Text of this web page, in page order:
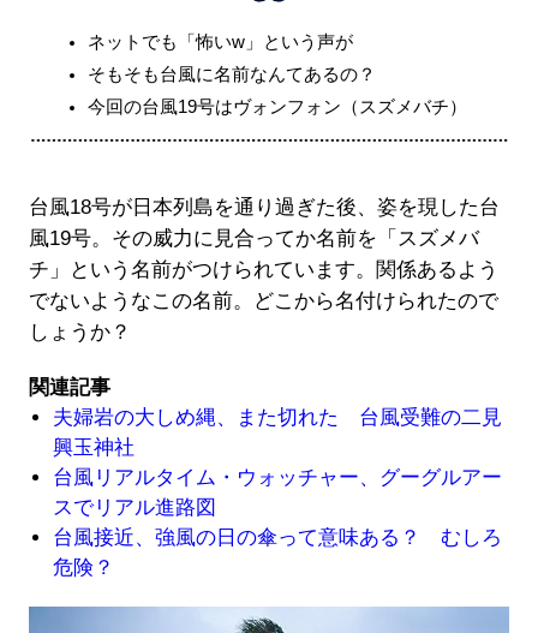
ネットでも「怖いw」という声が
そもそも台風に名前なんてあるの？
今回の台風19号はヴォンフォン（スズメバチ）
台風18号が日本列島を通り過ぎた後、姿を現した台
風19号。その威力に見合ってか名前を「スズメバ
チ」という名前がつけられています。関係あるよう
でないようなこの名前。どこから名付けられたので
しょうか？
関連記事
夫婦岩の大しめ縄、また切れた 台風受難の二見
興玉神社
台風リアルタイム・ウォッチャー、グーグルアー
スでリアル進路図
台風接近、強風の日の傘って意味ある？ むしろ
危険？